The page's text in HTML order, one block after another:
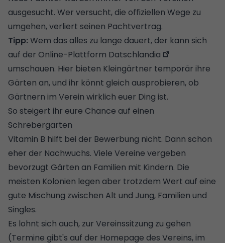
ausgesucht. Wer versucht, die offiziellen Wege zu
umgehen, verliert seinen Pachtvertrag.
Tipp: Wem das alles zu lange dauert, der kann sich
auf der Online-Plattform Datschlandia
umschauen. Hier bieten Kleingärtner temporär ihre
Gärten an, und ihr könnt gleich ausprobieren, ob
Gärtnern im Verein wirklich euer Ding ist.
So steigert ihr eure Chance auf einen
Schrebergarten
Vitamin B hilft bei der Bewerbung nicht. Dann schon
eher der Nachwuchs. Viele Vereine vergeben
bevorzugt Gärten an Familien mit Kindern. Die
meisten Kolonien legen aber trotzdem Wert auf eine
gute Mischung zwischen Alt und Jung, Familien und
Singles.
Es lohnt sich auch, zur Vereinssitzung zu gehen
(Termine gibt's auf der Homepage des Vereins, im